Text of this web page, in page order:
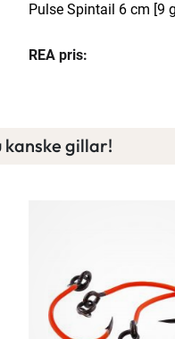
Pulse Spintail 6 cm [9
REA pris:
gillar!